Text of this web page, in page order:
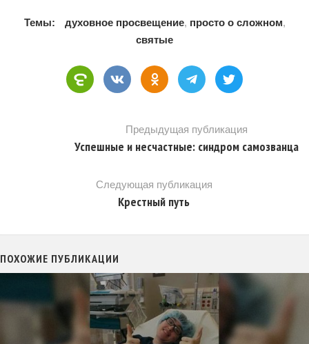
Темы: духовное просвещение, просто о сложном,
святые
Предыдущая публикация
Успешные и несчастные: синдром самозванца
Следующая публикация
Крестный путь
ПОХОЖИЕ ПУБЛИКАЦИИ